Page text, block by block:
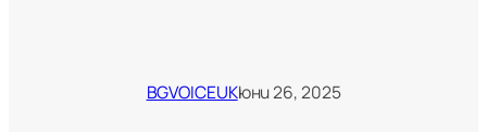
BGVOICEUKюни 26, 2025